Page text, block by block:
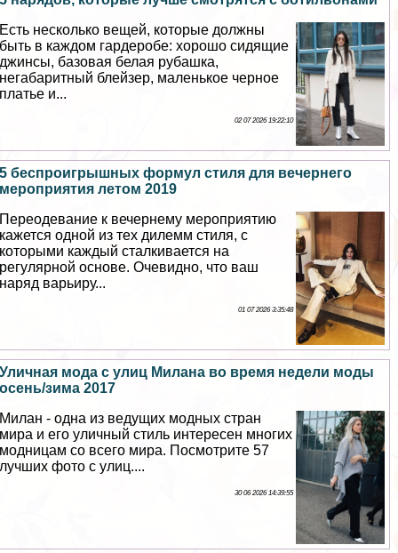
Есть несколько вещей, которые должны
быть в каждом гардеробе: хорошо сидящие
джинсы, базовая белая рубашка,
негабаритный блейзер, маленькое черное
платье и...
02 07 2026 19:22:10
5 беспроигрышных формул стиля для вечернего
мероприятия летом 2019
Переодевание к вечернему мероприятию
кажется одной из тех дилемм стиля, с
которыми каждый сталкивается на
регулярной основе. Очевидно, что ваш
наряд варьиру...
01 07 2026 3:35:48
Уличная мода с улиц Милана во время недели моды
осень/зима 2017
Милан - одна из ведущих модных стран
мира и его уличный стиль интересен многих
модницам со всего мира. Посмотрите 57
лучших фото с улиц....
30 06 2026 14:39:55